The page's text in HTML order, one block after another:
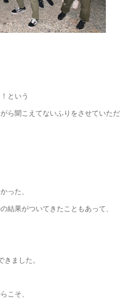
という
ら聞こえてないふりをさせていただ
った、
結果がついてきたこともあって、
ました。
こそ、